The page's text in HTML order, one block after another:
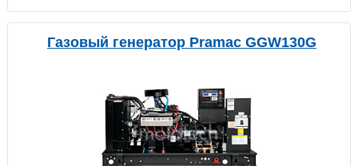
Газовый генератор Pramac GGW130G